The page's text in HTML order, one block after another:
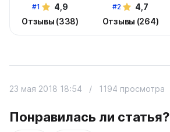
#1
4,9
Отзывы (338)
#2
4,7
Отзывы (264)
Понравилась ли статья?
23 мая 2018 18:54 / 1194 просмотра